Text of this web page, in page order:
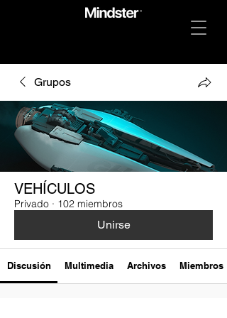
Grupos
VEHÍCULOS
Privado · 102 miembros
Unirse
Discusión Multimedia Archivos Miembros